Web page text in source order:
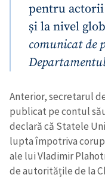
pentru actorii
și la nivel
comunicat de
Anterior, secretarul
publicat pe contul
declară că Statele
lupta împotriva
ale lui Vladimir
de autoritățile de la